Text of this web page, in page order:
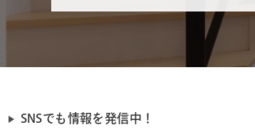
SNSでも情報を発信中！